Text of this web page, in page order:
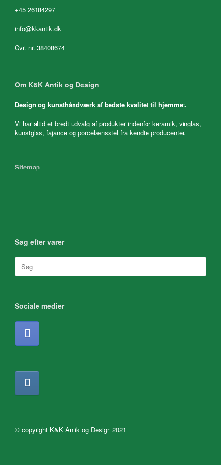
+45 26184297
info@kkantik.dk
Cvr. nr. 38408674
Om K&K Antik og Design
Design og kunsthåndværk af bedste kvalitet til hjemmet.
Vi har altid et bredt udvalg af produkter indenfor keramik, vinglas,
kunstglas, fajance og porcelænsstel fra kendte producenter.
Sitemap
Søg efter varer
efter:
Sociale medier
© copyright K&K Antik og Design 2021